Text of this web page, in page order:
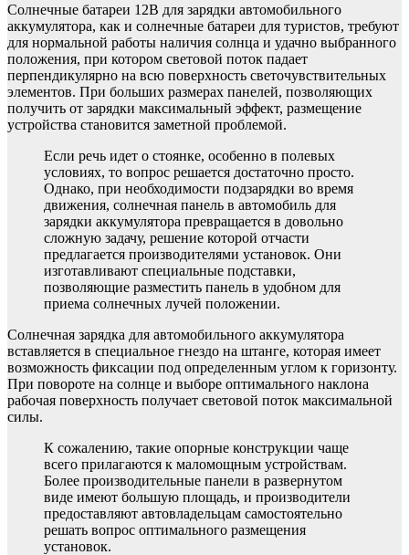
Солнечные батареи 12В для зарядки автомобильного
аккумулятора, как и солнечные батареи для туристов, требуют
для нормальной работы наличия солнца и удачно выбранного
положения, при котором световой поток падает
перпендикулярно на всю поверхность светочувствительных
элементов. При больших размерах панелей, позволяющих
получить от зарядки максимальный эффект, размещение
устройства становится заметной проблемой.
Если речь идет о стоянке, особенно в полевых
условиях, то вопрос решается достаточно просто.
Однако, при необходимости подзарядки во время
движения, солнечная панель в автомобиль для
зарядки аккумулятора превращается в довольно
сложную задачу, решение которой отчасти
предлагается производителями установок. Они
изготавливают специальные подставки,
позволяющие разместить панель в удобном для
приема солнечных лучей положении.
Солнечная зарядка для автомобильного аккумулятора
вставляется в специальное гнездо на штанге, которая имеет
возможность фиксации под определенным углом к горизонту.
При повороте на солнце и выборе оптимального наклона
рабочая поверхность получает световой поток максимальной
силы.
К сожалению, такие опорные конструкции чаще
всего прилагаются к маломощным устройствам.
Более производительные панели в развернутом
виде имеют большую площадь, и производители
предоставляют автовладельцам самостоятельно
решать вопрос оптимального размещения
установок.